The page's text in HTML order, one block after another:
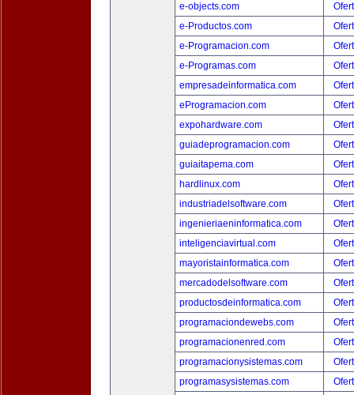
e-objects.com
e-Productos.com
e-Programacion.com
e-Programas.com
empresadeinformatica.com
eProgramacion.com
expohardware.com
guiadeprogramacion.com
guiaitapema.com
hardlinux.com
industriadelsoftware.com
ingenieriaeninformatica.com
inteligenciavirtual.com
mayoristainformatica.com
mercadodelsoftware.com
productosdeinformatica.com
programaciondewebs.com
programacionenred.com
programacionysistemas.com
programasysistemas.com